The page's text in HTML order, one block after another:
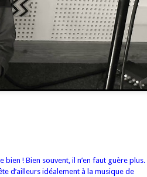
bien ! Bien souvent, il n’en faut guère plus.
d’ailleurs idéalement à la musique de